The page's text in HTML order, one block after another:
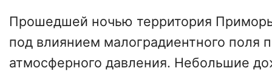
Прошедшей ночью территория
под влиянием малоградиентного поля
атмосферного давления. Небольшие